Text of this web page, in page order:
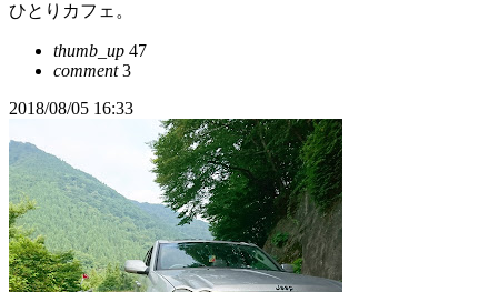
ひとりカフェ。
thumb_up 47
comment3
2018/08/05 16:33